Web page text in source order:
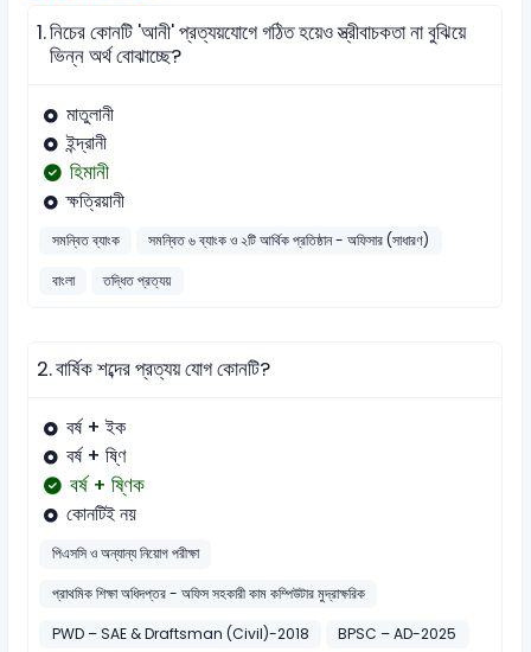
1.নিচের কোনটি 'আনী' প্রত্যয়যোগে গঠিত হয়েও স্ত্রীবাচকতা না বুঝিয়ে
ভিন্ন অর্থ বোঝাচ্ছে?
মাতুলানী
ইন্দ্রানী
হিমানী
ক্ষত্রিয়ানী
সমন্বিত ব্যাংক
সমন্বিত ৬ ব্যাংক ও ২টি আর্থিক প্রতিষ্ঠান - অফিসার (সাধারণ)
বাংলা
তদ্ধিত প্রত্যয়
2.বার্ষিক শব্দের প্রত্যয় যোগ কোনটি?
বর্ষ + ইক
বর্ষ + ষ্ণি
বর্ষ + ষ্ণিক
কোনটিই নয়
পিএসসি ও অন্যান্য নিয়োগ পরীক্ষা
প্রাথমিক শিক্ষা অধিদপ্তর - অফিস সহকারী কাম কম্পিউটার মুদ্রাক্ষরিক
PWD – SAE & Draftsman (Civil)-2018
BPSC – AD-2025